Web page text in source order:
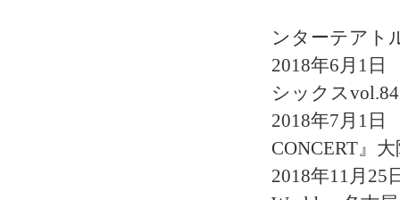
ンターテアト
2018年6月1
シックス
2018年7月1
CONCERT』
2018年11月25